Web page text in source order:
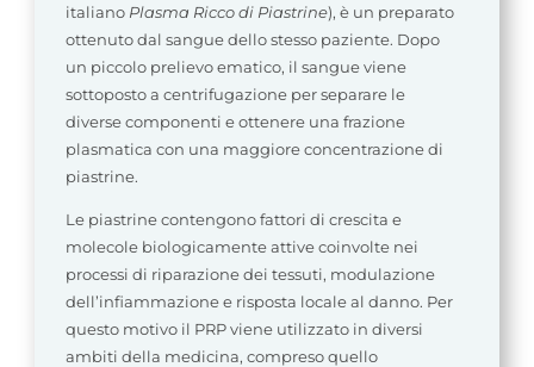
italiano Plasma Ricco di Piastrine), è un preparato
ottenuto dal sangue dello stesso paziente. Dopo
un piccolo prelievo ematico, il sangue viene
sottoposto a centrifugazione per separare le
diverse componenti e ottenere una frazione
plasmatica con una maggiore concentrazione di
piastrine.
Le piastrine contengono fattori di crescita e
molecole biologicamente attive coinvolte nei
processi di riparazione dei tessuti, modulazione
dell’infiammazione e risposta locale al danno. Per
questo motivo il PRP viene utilizzato in diversi
ambiti della medicina, compreso quello